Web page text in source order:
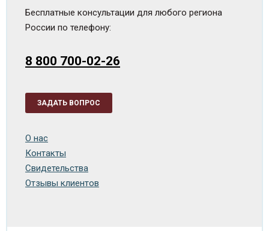
Бесплатные консультации для любого региона
России по телефону:
8 800 700-02-26
ЗАДАТЬ ВОПРОС
О нас
Контакты
Свидетельства
Отзывы клиентов